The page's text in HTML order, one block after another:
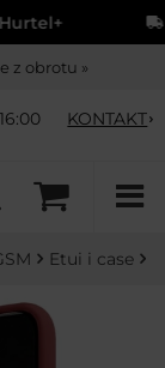
z obrotu »
KONTAKT
Etui i case